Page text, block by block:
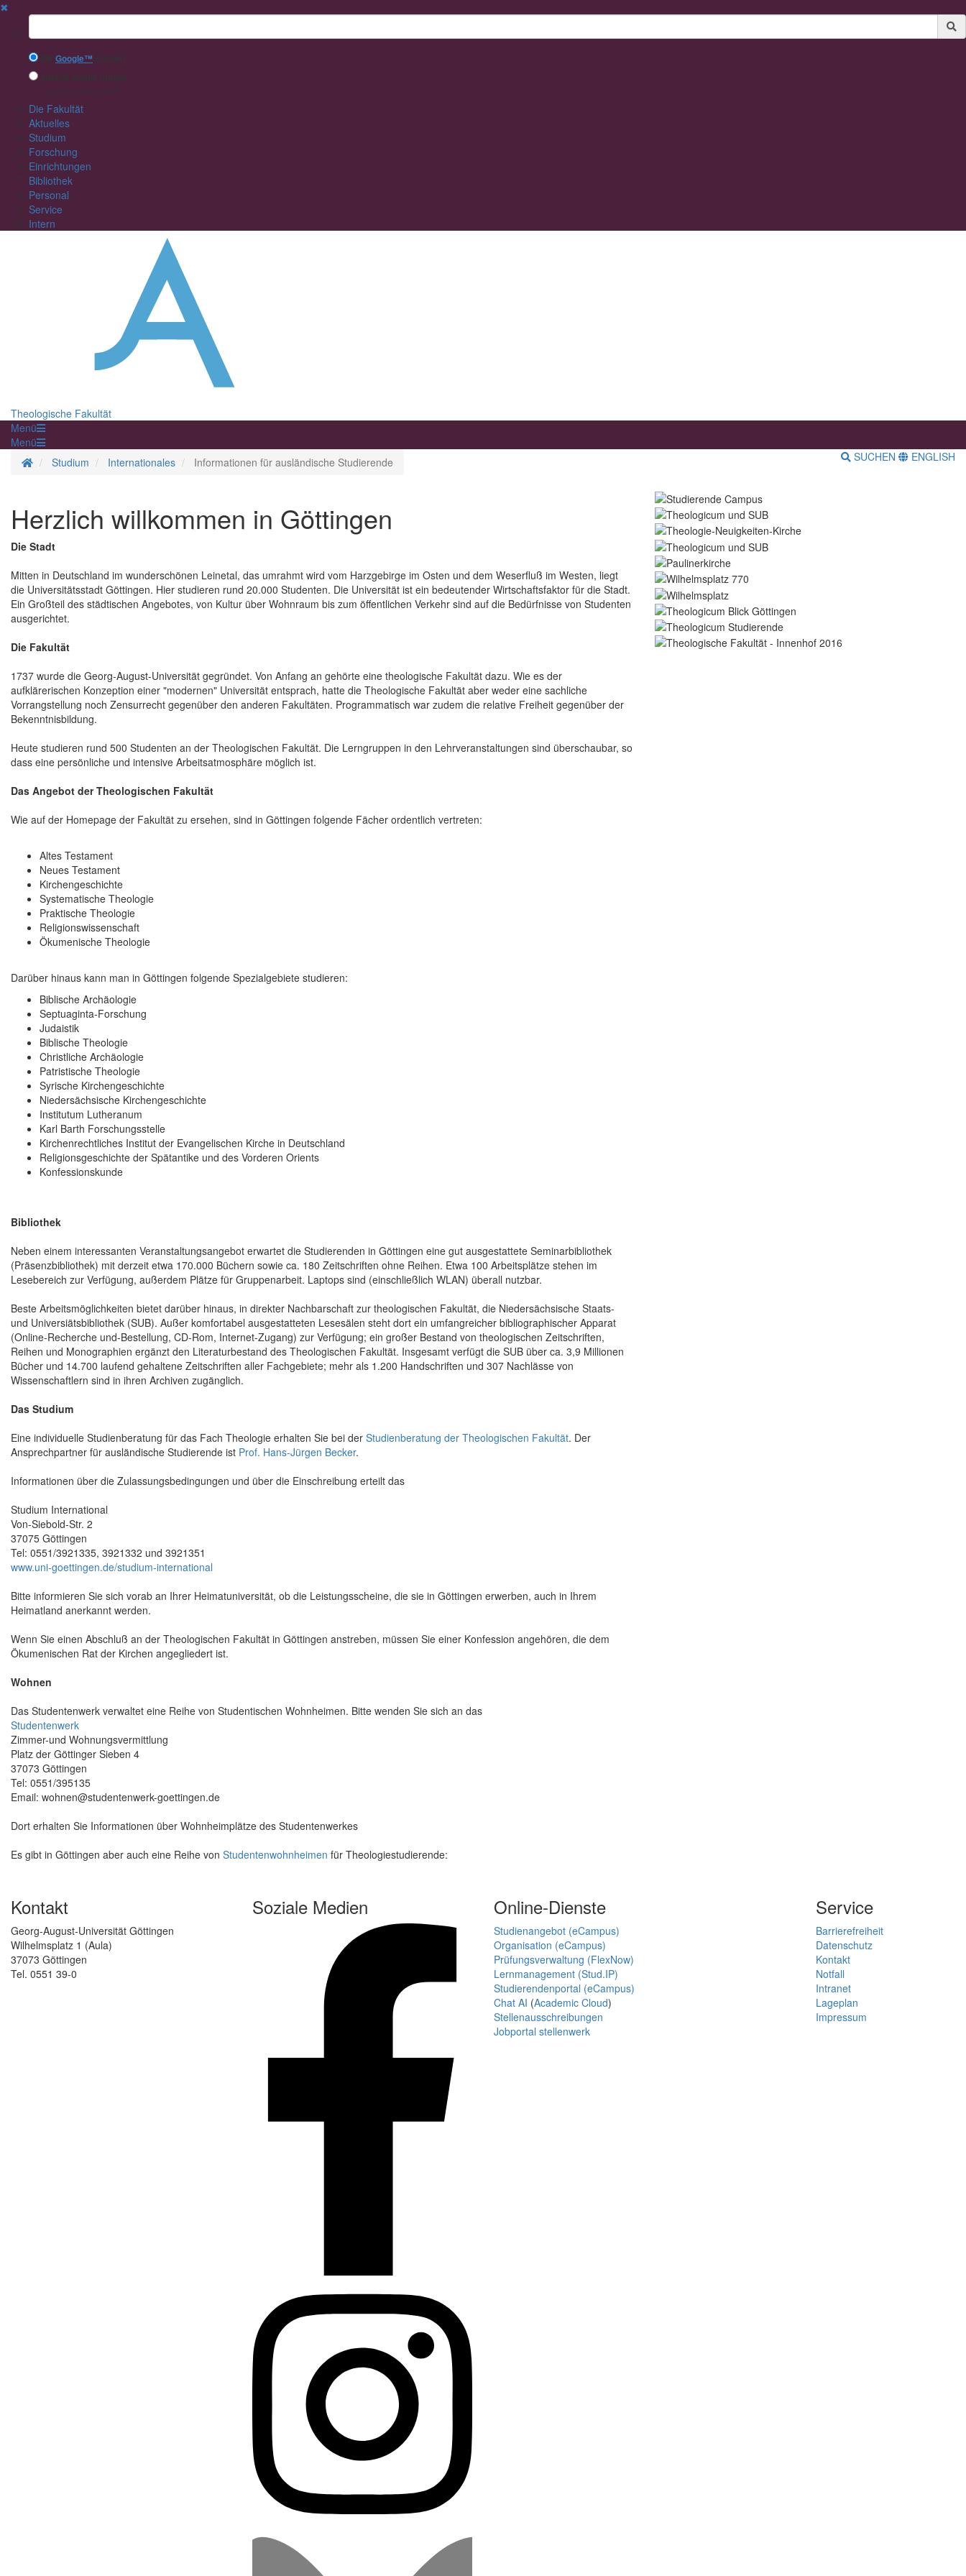
✖
Suchbegriff
Mit Google™ suchen
Interne Suche nutzen
Die Fakultät
Aktuelles
Studium
Forschung
Einrichtungen
Bibliothek
Personal
Service
Intern
Theologische Fakultät
Menü
Menü
Startseite
Studium Internationales Informationen für ausländische Studierende SUCHEN ENGLISH
Herzlich willkommen in Göttingen
Die Stadt
Mitten in Deutschland im wunderschönen Leinetal, das umrahmt wird vom Harzgebirge im Osten und dem Weserfluß im Westen, liegt
die Universitätsstadt Göttingen. Hier studieren rund 20.000 Studenten. Die Universität ist ein bedeutender Wirtschaftsfaktor für die Stadt.
Ein Großteil des städtischen Angebotes, von Kultur über Wohnraum bis zum öffentlichen Verkehr sind auf die Bedürfnisse von Studenten
ausgerichtet.
Die Fakultät
1737 wurde die Georg-August-Universität gegründet. Von Anfang an gehörte eine theologische Fakultät dazu. Wie es der
aufklärerischen Konzeption einer "modernen" Universität entsprach, hatte die Theologische Fakultät aber weder eine sachliche
Vorrangstellung noch Zensurrecht gegenüber den anderen Fakultäten. Programmatisch war zudem die relative Freiheit gegenüber der
Bekenntnisbildung.
Heute studieren rund 500 Studenten an der Theologischen Fakultät. Die Lerngruppen in den Lehrveranstaltungen sind überschaubar, so
dass eine persönliche und intensive Arbeitsatmosphäre möglich ist.
Das Angebot der Theologischen Fakultät
Wie auf der Homepage der Fakultät zu ersehen, sind in Göttingen folgende Fächer ordentlich vertreten:
Altes Testament
Neues Testament
Kirchengeschichte
Systematische Theologie
Praktische Theologie
Religionswissenschaft
Ökumenische Theologie
Darüber hinaus kann man in Göttingen folgende Spezialgebiete studieren:
Biblische Archäologie
Septuaginta-Forschung
Judaistik
Biblische Theologie
Christliche Archäologie
Patristische Theologie
Syrische Kirchengeschichte
Niedersächsische Kirchengeschichte
Institutum Lutheranum
Karl Barth Forschungsstelle
Kirchenrechtliches Institut der Evangelischen Kirche in Deutschland
Religionsgeschichte der Spätantike und des Vorderen Orients
Konfessionskunde
Bibliothek
Neben einem interessanten Veranstaltungsangebot erwartet die Studierenden in Göttingen eine gut ausgestattete Seminarbibliothek
(Präsenzbibliothek) mit derzeit etwa 170.000 Büchern sowie ca. 180 Zeitschriften ohne Reihen. Etwa 100 Arbeitsplätze stehen im
Lesebereich zur Verfügung, außerdem Plätze für Gruppenarbeit. Laptops sind (einschließlich WLAN) überall nutzbar.
Beste Arbeitsmöglichkeiten bietet darüber hinaus, in direkter Nachbarschaft zur theologischen Fakultät, die Niedersächsische Staats-
und Universiätsbibliothek (SUB). Außer komfortabel ausgestatteten Lesesälen steht dort ein umfangreicher bibliographischer Apparat
(Online-Recherche und-Bestellung, CD-Rom, Internet-Zugang) zur Verfügung; ein großer Bestand von theologischen Zeitschriften,
Reihen und Monographien ergänzt den Literaturbestand des Theologischen Fakultät. Insgesamt verfügt die SUB über ca. 3,9 Millionen
Bücher und 14.700 laufend gehaltene Zeitschriften aller Fachgebiete; mehr als 1.200 Handschriften und 307 Nachlässe von
Wissenschaftlern sind in ihren Archiven zugänglich.
Das Studium
Eine individuelle Studienberatung für das Fach Theologie erhalten Sie bei der Studienberatung der Theologischen Fakultät. Der
Ansprechpartner für ausländische Studierende ist Prof. Hans-Jürgen Becker.
Informationen über die Zulassungsbedingungen und über die Einschreibung erteilt das
Studium International
Von-Siebold-Str. 2
37075 Göttingen
Tel: 0551/3921335, 3921332 und 3921351
www.uni-goettingen.de/studium-international
Bitte informieren Sie sich vorab an Ihrer Heimatuniversität, ob die Leistungsscheine, die sie in Göttingen erwerben, auch in Ihrem
Heimatland anerkannt werden.
Wenn Sie einen Abschluß an der Theologischen Fakultät in Göttingen anstreben, müssen Sie einer Konfession angehören, die dem
Ökumenischen Rat der Kirchen angegliedert ist.
Wohnen
Das Studentenwerk verwaltet eine Reihe von Studentischen Wohnheimen. Bitte wenden Sie sich an das
Studentenwerk
Zimmer-und Wohnungsvermittlung
Platz der Göttinger Sieben 4
37073 Göttingen
Tel: 0551/395135
Email: wohnen@studentenwerk-goettingen.de
Dort erhalten Sie Informationen über Wohnheimplätze des Studentenwerkes
Es gibt in Göttingen aber auch eine Reihe von Studentenwohnheimen für Theologiestudierende:
Kontakt
Georg-August-Universität Göttingen
Wilhelmsplatz 1 (Aula)
37073 Göttingen
Tel. 0551 39-0
Soziale Medien Online-Dienste
Studienangebot (eCampus)
Organisation (eCampus)
Prüfungsverwaltung (FlexNow)
Lernmanagement (Stud.IP)
Studierendenportal (eCampus)
Chat AI (Academic Cloud)
Stellenausschreibungen
Jobportal stellenwerk
Service
Barrierefreiheit
Datenschutz
Kontakt
Notfall
Intranet
Lageplan
Impressum